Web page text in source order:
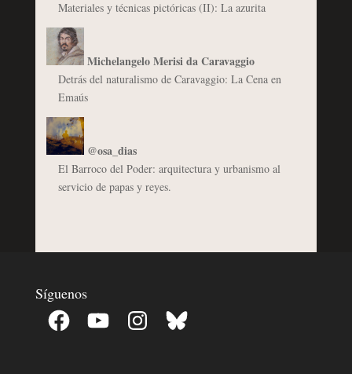
Materiales y técnicas pictóricas (II): La azurita
Michelangelo Merisi da Caravaggio
Detrás del naturalismo de Caravaggio: La Cena en
Emaús
@osa_dias
El Barroco del Poder: arquitectura y urbanismo al
servicio de papas y reyes.
Síguenos
Facebook YouTube InstagramBluesky